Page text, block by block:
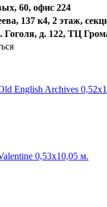
60, офис 224
137 к4, ​2 этаж,
Гоголя, д. 122, ТЦ
English Archives
0,53х10,05 м.